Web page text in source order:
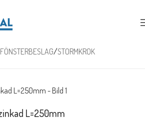
FÖNSTERBESLAG/STORMKROK
L=250mm